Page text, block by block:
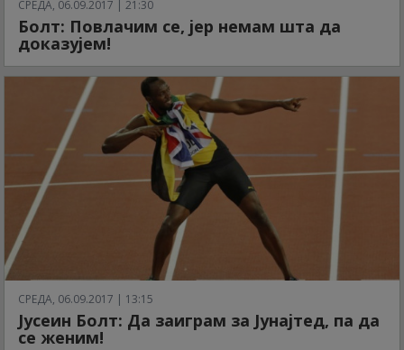
СРЕДА, 06.09.2017 | 21:30
Болт: Повлачим се, јер немам шта да
доказујем!
СРЕДА, 06.09.2017 | 13:15
Јусеин Болт: Да заиграм за Јунајтед, па да
се женим!